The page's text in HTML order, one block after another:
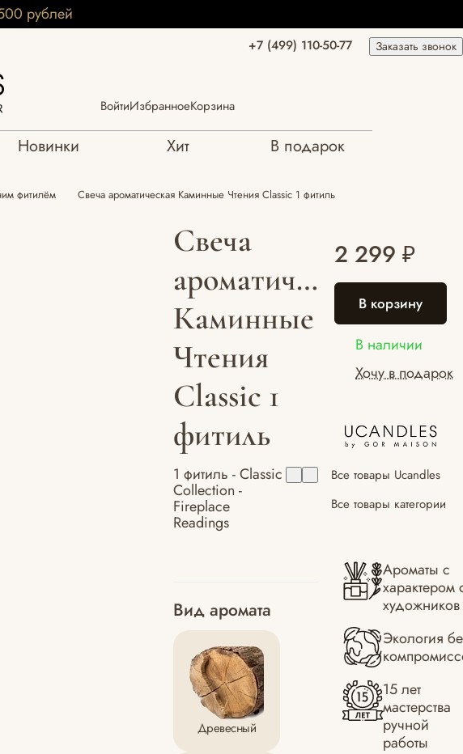
рублей
+7 (499) 110-50-77 Заказать звонок
ВойтиИзбранноеКорзина
Новинки Хит В подарок
фитилём Свеча ароматическая Каминные Чтения Classic 1 фитиль
Свеча
ароматическая
Каминные
Чтения
Classic 1
фитиль
1 фитиль - Classic
Collection -
Fireplace
Readings
Вид аромата
Древесный
2 299 ₽
В корзину
В наличии
Хочу в подарок
Все товары Ucandles
Все товары категории
Ароматы с
характером
художников
Экология
15 лет
мастерства
ручной
работы